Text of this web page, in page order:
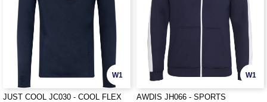
W1
JUST COOL JC030 - COOL FLEX
W1
AWDIS JH066 - SPORTS